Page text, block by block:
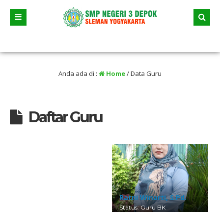
Anda ada di : Home/Data Guru
Daftar Guru
Devi Susanti, S.Kom.
Ratni Winarti, S.Pd.
Status: Guru BK